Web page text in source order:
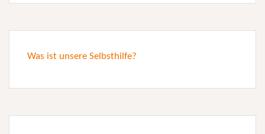
Was ist unsere Selbsthilfe?